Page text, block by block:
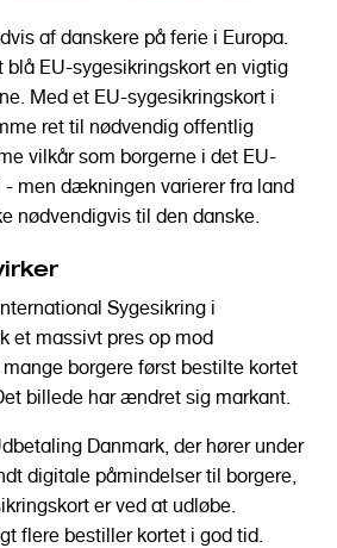
af danskere på ferie i Europa.
blå EU-sygesikringskort en vigtig
Med et EU-sygesikringskort i
ret til nødvendig offentlig
vilkår som borgerne i det EU-
- men dækningen varierer fra land
nødvendigvis til den danske.
Sygesikring i
et massivt pres op mod
borgere først bestilte kortet
billede har ændret sig markant.
Danmark, der hører under
digitale påmindelser til borgere,
er ved at udløbe.
flere bestiller kortet i god tid.